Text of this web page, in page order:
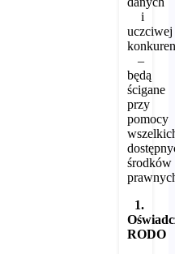
i
uczciwej
–
będą
ścigane
przy
pomocy
środków
1.
RODO